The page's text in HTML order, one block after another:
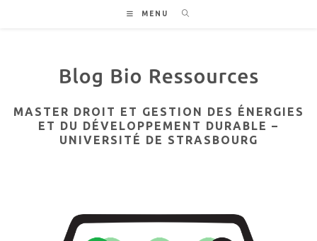
MENU
MASTER DROIT ET GESTION DES ÉNERGIES
ET DU DÉVELOPPEMENT DURABLE –
UNIVERSITÉ DE STRASBOURG